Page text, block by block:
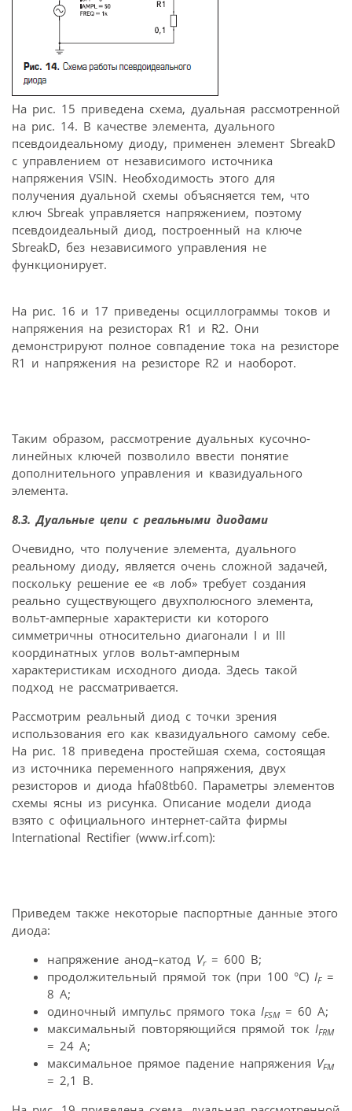
На рис. 15 приведена схема, дуальная рассмотренной
на рис. 14. В качестве элемента, дуального
псевдоидеальному диоду, применен элемент SbreakD
с управлением от независимого источника
напряжения VSIN. Необходимость этого для
получения дуальной схемы объясняется тем, что
ключ Sbreak управляется напряжением, поэтому
псевдоидеальный диод, построенный на ключе
SbreakD, без независимого управления не
функционирует.
На рис. 16 и 17 приведены осциллограммы токов и
напряжения на резисторах R1 и R2. Они
демонстрируют полное совпадение тока на резисторе
R1 и напряжения на резисторе R2 и наоборот.
Таким образом, рассмотрение дуальных кусочно-
линейных ключей позволило ввести понятие
дополнительного управления и квазидуального
элемента.
8.3. Дуальные цепи с реальными диодами
Очевидно, что получение элемента, дуального
реальному диоду, является очень сложной задачей,
поскольку решение ее «в лоб» требует создания
реально существующего двухполюсного элемента,
вольт-амперные характеристи ки которого
симметричны относительно диагонали I и III
координатных углов вольт-амперным
характеристикам исходного диода. Здесь такой
подход не рассматривается.
Рассмотрим реальный диод с точки зрения
использования его как квазидуального самому себе.
На рис. 18 приведена простейшая схема, состоящая
из источника переменного напряжения, двух
резисторов и диода hfa08tb60. Параметры элементов
схемы ясны из рисунка. Описание модели диода
взято с официального интернет-сайта фирмы
International Rectifier (www.irf.com):
Приведем также некоторые паспортные данные этого
диода:
напряжение анод–катод Vr= 600 В;
продолжительный прямой ток (при 100 °С) IF=
8 А;
одиночный импульс прямого тока IFSM= 60 А;
максимальный повторяющийся прямой ток IFRM
= 24 А;
максимальное прямое падение напряжения VFM
= 2,1 В.